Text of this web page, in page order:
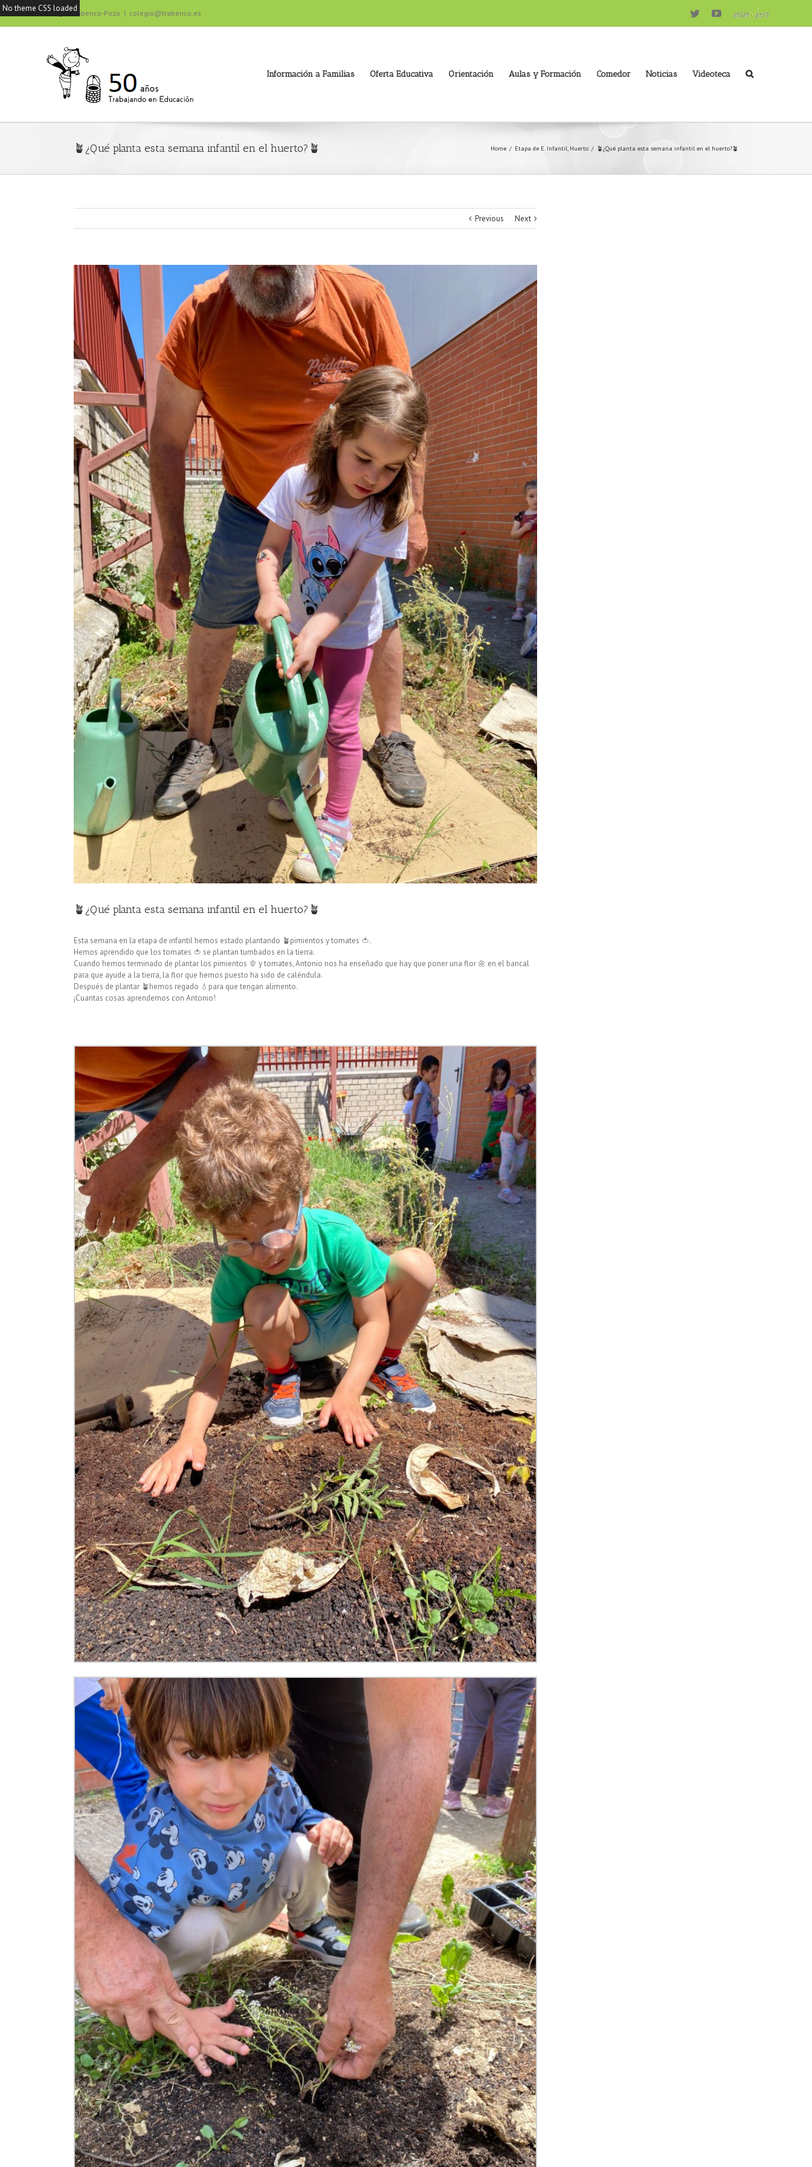
Colegio Trabenco-Pozo | colegio@trabenco.es TwitterYoutube
eleven
Información a Familias Oferta Educativa Orientación Aulas y Formación Comedor Noticias Videoteca
🪴¿Qué planta esta semana infantil en el huerto?🪴 Home / Etapa de E. Infantil, Huerto / 🪴¿Qué planta esta semana infantil en el huerto?🪴
Previous Next
View
Larger
Image
🪴¿Qué planta esta semana infantil en el huerto?🪴
Esta semana en la etapa de infantil hemos estado plantando 🪴pimientos y tomates 🍅.
Hemos aprendido que los tomates 🍅 se plantan tumbados en la tierra.
Cuando hemos terminado de plantar los pimientos 🫑 y tomates, Antonio nos ha enseñado que hay que poner una flor 🌼 en el bancal
para que ayude a la tierra, la flor que hemos puesto ha sido de caléndula.
Después de plantar 🪴hemos regado 💧para que tengan alimento.
¡Cuantas cosas aprendemos con Antonio!
No theme CSS loaded